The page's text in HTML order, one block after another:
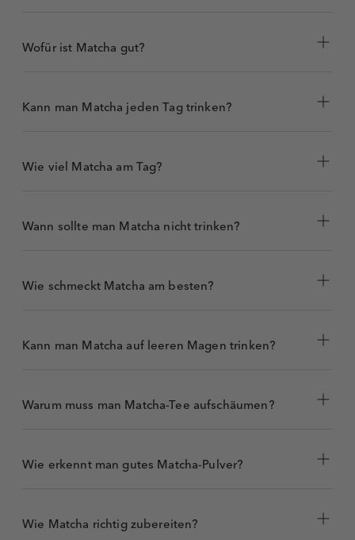
dieselbe Menge Grüntee.
Wofür ist Matcha gut?
Kann man Matcha jeden Tag trinken?
Wie viel Matcha am Tag?
Wann sollte man Matcha nicht trinken?
Wie schmeckt Matcha am besten?
Kann man Matcha auf leeren Magen trinken?
Warum muss man Matcha-Tee aufschäumen?
Wie erkennt man gutes Matcha-Pulver?
Wie Matcha richtig zubereiten?